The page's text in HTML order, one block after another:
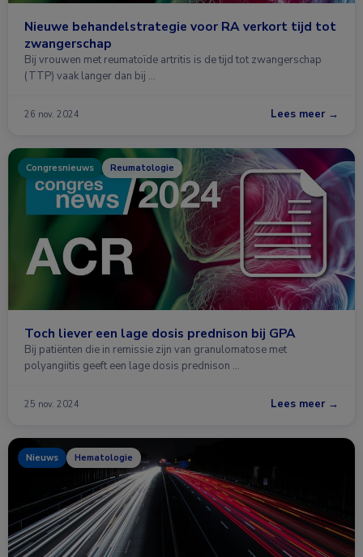
Nieuwe behandelstrategie voor RA verkort tijd tot
zwangerschap
Bij vrouwen met reumatoïde artritis is de tijd tot zwangerschap
(TTP) vaak langer dan bij …
26 nov. 2024 Lees meer →
Congresnieuws Reumatologie
Toch liever een lage dosis prednison bij GPA
Bij patiënten die in remissie zijn van granulomatose met
polyangiitis geeft een lage dosis prednison …
25 nov. 2024 Lees meer →
Nieuws Hematologie